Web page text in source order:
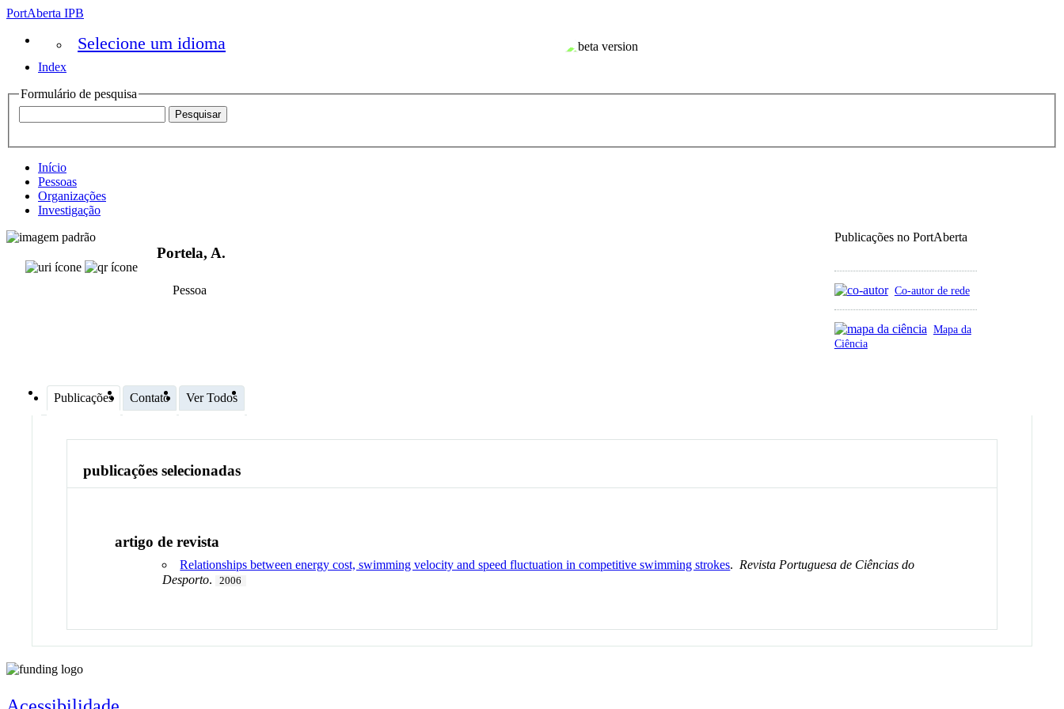
PortAberta IPB
Selecione um idioma
Index
Formulário de pesquisa
Início
Pessoas
Organizações
Investigação
Publicações no PortAberta
Co-autor de rede
Mapa da
Ciência
Portela, A.
Pessoa
Publicações Contato Ver Todos
publicações selecionadas
artigo de revista
Relationships between energy cost, swimming velocity and speed fluctuation in competitive swimming strokes. Revista Portuguesa de Ciências do
Desporto. 2006